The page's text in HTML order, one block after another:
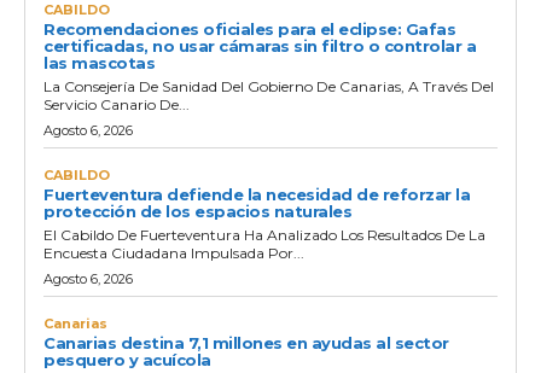
CABILDO
Recomendaciones oficiales para el eclipse: Gafas
certificadas, no usar cámaras sin filtro o controlar a
las mascotas
La Consejería De Sanidad Del Gobierno De Canarias, A Través Del
Servicio Canario De...
Agosto 6, 2026
CABILDO
Fuerteventura defiende la necesidad de reforzar la
protección de los espacios naturales
El Cabildo De Fuerteventura Ha Analizado Los Resultados De La
Encuesta Ciudadana Impulsada Por...
Agosto 6, 2026
Canarias
Canarias destina 7,1 millones en ayudas al sector
pesquero y acuícola